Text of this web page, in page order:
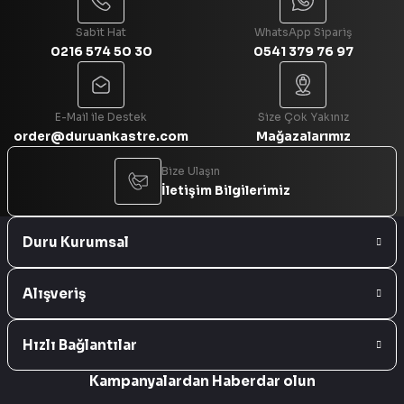
Sabit Hat
0216 574 50 30
WhatsApp Sipariş
0541 379 76 97
E-Mail ile Destek
order@duruankastre.com
Size Çok Yakınız
Mağazalarımız
Bize Ulaşın
İletişim Bilgilerimiz
Duru Kurumsal
Alışveriş
Hızlı Bağlantılar
Kampanyalardan Haberdar olun